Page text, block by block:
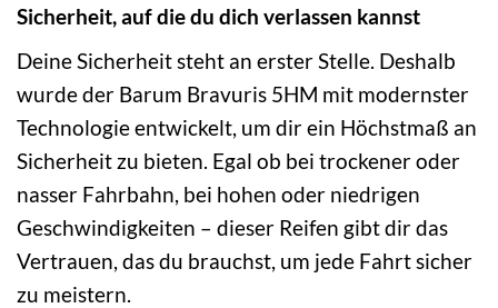
Sicherheit, auf die du dich verlassen kannst
Deine Sicherheit steht an erster Stelle. Deshalb
wurde der Barum Bravuris 5HM mit modernster
Technologie entwickelt, um dir ein Höchstmaß an
Sicherheit zu bieten. Egal ob bei trockener oder
nasser Fahrbahn, bei hohen oder niedrigen
Geschwindigkeiten – dieser Reifen gibt dir das
Vertrauen, das du brauchst, um jede Fahrt sicher
zu meistern.